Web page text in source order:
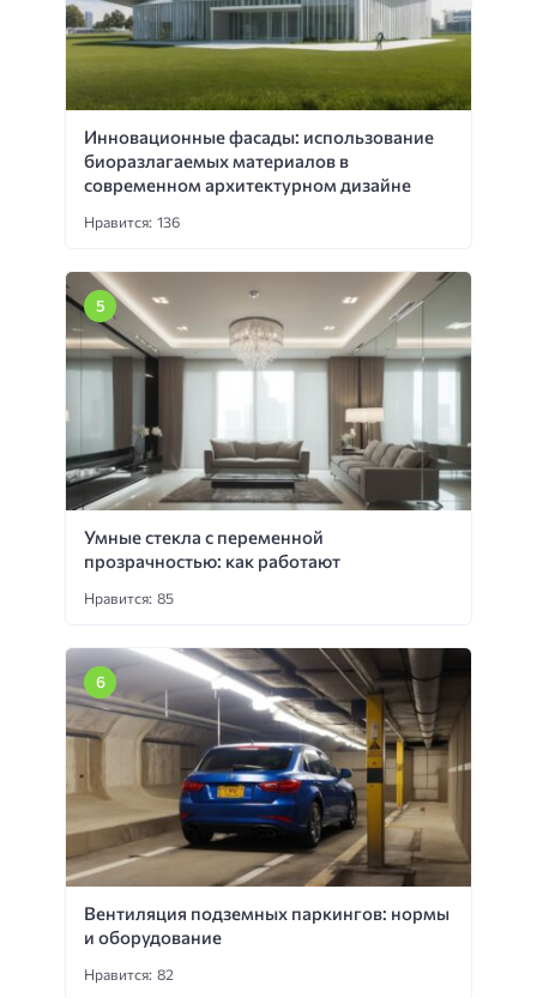
Инновационные фасады: использование
биоразлагаемых материалов в
современном архитектурном дизайне
Нравится: 136
Умные стекла с переменной
прозрачностью: как работают
Нравится: 85
Вентиляция подземных паркингов: нормы
и оборудование
Нравится: 82